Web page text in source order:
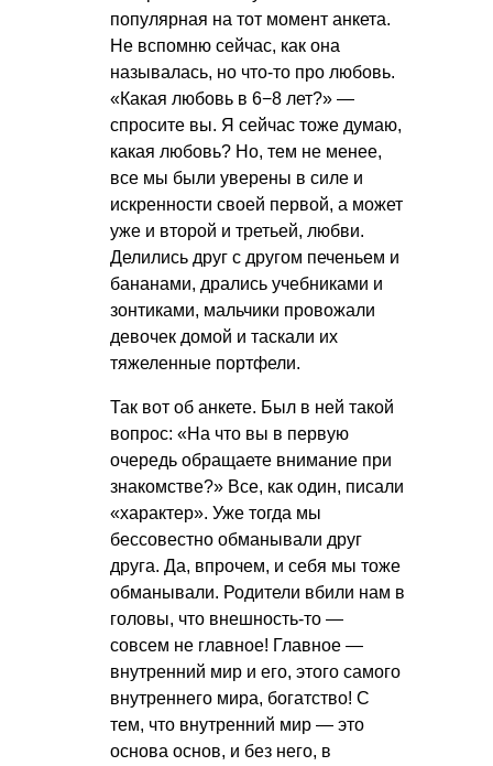
популярная на тот момент анкета.
Не вспомню сейчас, как она
называлась, но что-то про любовь.
«Какая любовь в 6−8 лет?» —
спросите вы. Я сейчас тоже думаю,
какая любовь? Но, тем не менее,
все мы были уверены в силе и
искренности своей первой, а может
уже и второй и третьей, любви.
Делились друг с другом печеньем и
бананами, дрались учебниками и
зонтиками, мальчики провожали
девочек домой и таскали их
тяжеленные портфели.
Так вот об анкете. Был в ней такой
вопрос: «На что вы в первую
очередь обращаете внимание при
знакомстве?» Все, как один, писали
«характер». Уже тогда мы
бессовестно обманывали друг
друга. Да, впрочем, и себя мы тоже
обманывали. Родители вбили нам в
головы, что внешность-то —
совсем не главное! Главное —
внутренний мир и его, этого самого
внутреннего мира, богатство! С
тем, что внутренний мир — это
основа основ, и без него, в